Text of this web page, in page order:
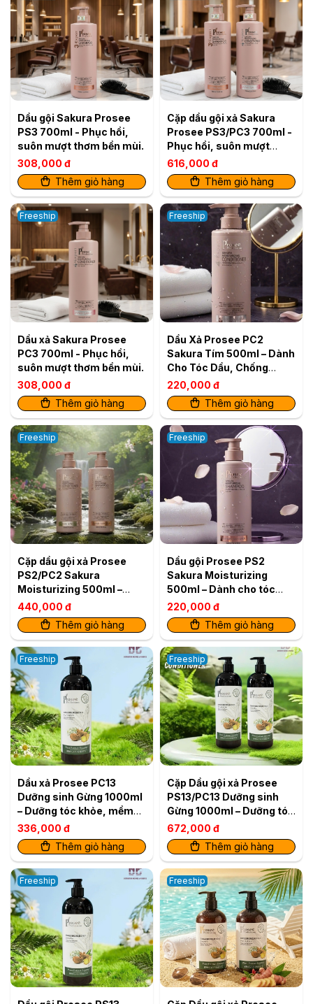
Dầu gội Sakura Prosee
PS3 700ml - Phục hồi,
suôn mượt thơm bền mùi.
308,000 đ
Thêm giỏ hàng
Cặp dầu gội xả Sakura
Prosee PS3/PC3 700ml -
Phục hồi, suôn mượt
thơm bền mùi.
616,000 đ
Thêm giỏ hàng
Freeship
Dầu xả Sakura Prosee
PC3 700ml - Phục hồi,
suôn mượt thơm bền mùi.
308,000 đ
Thêm giỏ hàng
Freeship
Dầu Xả Prosee PC2
Sakura Tím 500ml – Dành
Cho Tóc Dầu, Chống
Rụng Tóc
220,000 đ
Thêm giỏ hàng
Freeship
Cặp dầu gội xả Prosee
PS2/PC2 Sakura
Moisturizing 500ml –
Dành cho tóc dầu, ngăn
rụng & dưỡng ẩm
440,000 đ
Thêm giỏ hàng
Freeship
Dầu gội Prosee PS2
Sakura Moisturizing
500ml – Dành cho tóc
dầu, ngăn rụng & dưỡng
ẩm
220,000 đ
Thêm giỏ hàng
Freeship
Dầu xả Prosee PC13
Dưỡng sinh Gừng 1000ml
– Dưỡng tóc khỏe, mềm
mượt
336,000 đ
Thêm giỏ hàng
Freeship
Cặp Dầu gội xả Prosee
PS13/PC13 Dưỡng sinh
Gừng 1000ml – Dưỡng tóc
khỏe, mềm mượt
672,000 đ
Thêm giỏ hàng
Freeship Freeship